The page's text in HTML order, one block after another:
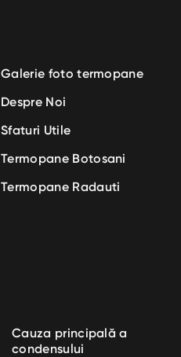
Galerie foto termopane
Despre Noi
Sfaturi Utile
Termopane Botosani
Termopane Radauti
Cauza principală a
condensului